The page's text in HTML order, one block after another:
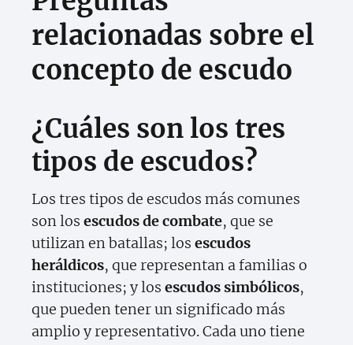
relacionadas sobre el
concepto de escudo
¿Cuáles son los tres
tipos de escudos?
Los tres tipos de escudos más comunes
son los escudos de combate, que se
utilizan en batallas; los escudos
heráldicos, que representan a familias o
instituciones; y los escudos simbólicos,
que pueden tener un significado más
amplio y representativo. Cada uno tiene